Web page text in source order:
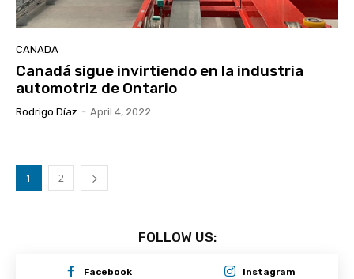
CANADA
Canadá sigue invirtiendo en la industria
automotriz de Ontario
Rodrigo Díaz - April 4, 2022
1 2
FOLLOW US:
Facebook Instagram